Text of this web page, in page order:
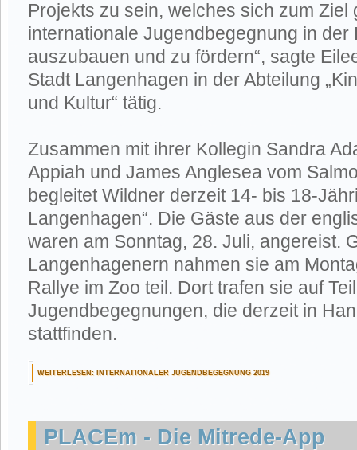
Projekts zu sein, welches sich zum Ziel
internationale Jugendbegegnung in der
auszubauen und zu fördern“, sagte
Stadt Langenhagen in der Abteilung
und Kultur“ tätig.
Zusammen mit ihrer Kollegin Sandra
Appiah und James Anglesea vom
begleitet Wildner derzeit 14- bis 18-
Langenhagen“. Die Gäste aus der
waren am Sonntag, 28. Juli, angereist.
Langenhagenern nahmen sie am
Rallye im Zoo teil. Dort trafen sie auf
Jugendbegegnungen, die derzeit in
stattfinden.
WEITERLESEN: INTERNATIONALER JUGENDBEGEGNUNG 2019
PLACEm - Die Mitrede-App